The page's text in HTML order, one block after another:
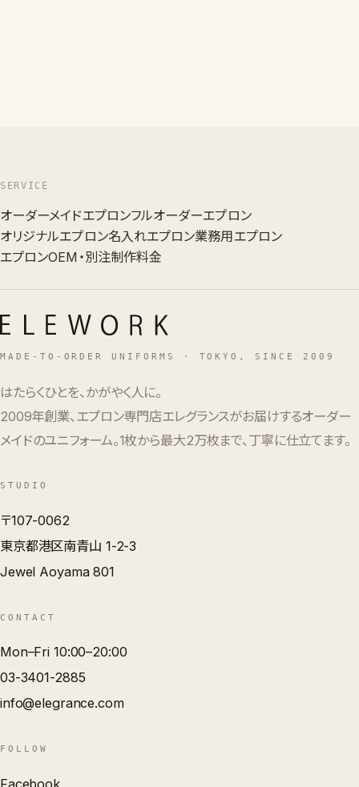
SERVICE
オーダーメイドエプロンフルオーダーエプロン
オリジナルエプロン名入れエプロン業務用エプロン
エプロンOEM・別注制作料金
MADE-TO-ORDER UNIFORMS · TOKYO, SINCE 2009
はたらくひとを、かがやく人に。
2009年創業、エプロン専門店エレグランスがお届けするオーダー
メイドのユニフォーム。1枚から最大2万枚まで、丁寧に仕立てます。
STUDIO
〒107-0062
東京都港区南青山 1-2-3
Jewel Aoyama 801
CONTACT
Mon–Fri 10:00–20:00
03-3401-2885
info@elegrance.com
FOLLOW
Facebook